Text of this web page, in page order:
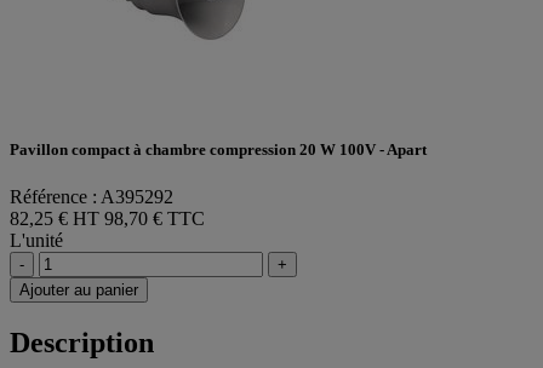
Pavillon compact à chambre compression 20 W 100V - Apart
Référence : A395292
82,25 € HT 98,70 € TTC
L'unité
-
+
Ajouter au panier
Description